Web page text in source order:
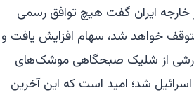
خارجه ایران گفت هیچ توافق رسمی
خواهد شد، سهام افزایش یافت و
از شلیک صبحگاهی موشک‌های
شد؛ امید است که این آخرین